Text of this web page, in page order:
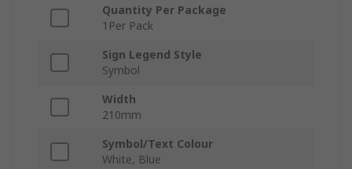
Quantity Per Package
1Per Pack
Sign Legend Style
Symbol
Width
210mm
Symbol/Text Colour
White, Blue